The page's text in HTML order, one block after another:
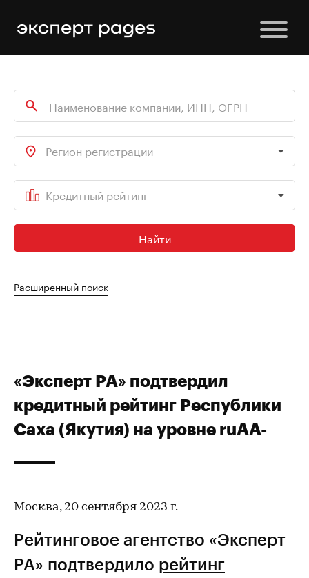
Регион регистрации
Кредитный рейтинг
Найти
Расширенный поиск
«Эксперт РА» подтвердил
кредитный рейтинг Республики
Саха (Якутия) на уровне ruАА-
Москва, 20 сентября 2023 г.
Рейтинговое агентство «Эксперт
РА» подтвердило рейтинг